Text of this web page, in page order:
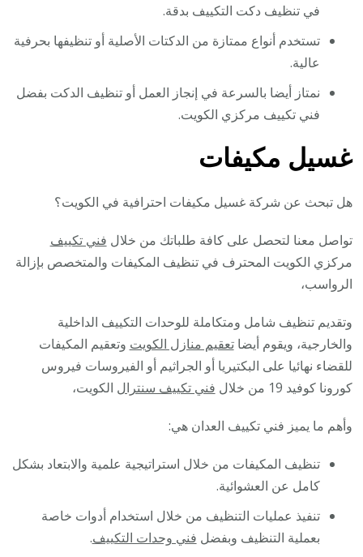
في تنظيف دكت التكييف بدقة.
تستخدم أنواع ممتازة من الدكتات الأصلية أو تنظيفها بحرفية
عالية.
نمتاز أيضا بالسرعة في إنجاز العمل أو تنظيف الدكت بفضل
فني تكييف مركزي الكويت.
غسيل مكيفات
هل تبحث عن شركة غسيل مكيفات احترافية في الكويت؟
تواصل معنا لتحصل على كافة طلباتك من خلال فني تكييف
مركزي الكويت المحترف في تنظيف المكيفات والمتخصص بإزالة
الرواسب،
وتقديم تنظيف شامل ومتكاملة للوحدات التكييف الداخلية
والخارجية، ويقوم أيضاتعقيم منازل الكويت وتعقيم المكيفات
للقضاء نهائيا على البكتيريا أو الجراثيم أو الفيروسات فيروس
كورونا كوفيد 19 من خلال
فني تكييف سنترال الكويت،
وأهم ما يميز فني تكييف العدان هي:
تنظيف المكيفات من خلال استراتيجية علمية والابتعاد بشكل
كامل عن العشوائية.
تنفيذ عمليات التنظيف من خلال استخدام أدوات خاصة
بعملية التنظيف وبفضل فني وحدات التكييف.